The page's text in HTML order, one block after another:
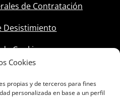
Cookies
propias y de terceros para fines
personalizada en base a un perfil
de Contratación
Desistimiento
Cookies